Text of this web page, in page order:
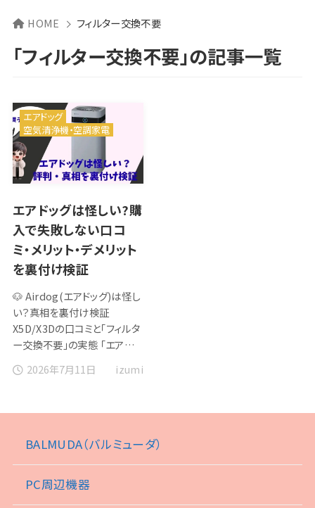
HOME フィルター交換不要
「フィルター交換不要」の記事一覧
エアドッグは怪しい?購
入で失敗しない口コ
ミ・メリット・デメリット
を裏付け検証
🐶 Airdog(エアドッグ)は怪し
い？真相を裏付け検証
X5D/X3Dの口コミと「フィルタ
ー交換不要」の実態 「エア…
2026年7月11日
エアドッグ
空気清浄機・空調家電
izumi
BALMUDA（バルミューダ）
PC周辺機器